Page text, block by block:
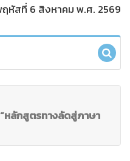
หัสที่ 6 สิงหาคม พ.ศ. 2569
หลักสูตรทางลัดสู่ภาษา